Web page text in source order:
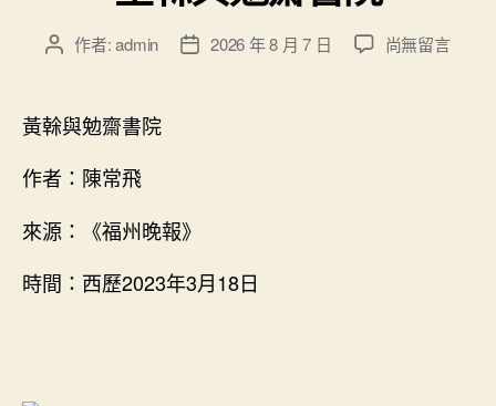
文
者
作者:admin
文 2026 年 8 月 7 日
在
尚無留言
黃榦與勉齋書院
作者：陳常飛
來源：《福州晚報》
時間：西歷2023年3月18日